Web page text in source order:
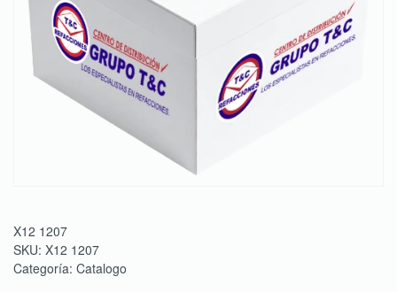
X12 1207
SKU: X12 1207
Categoría: Catalogo